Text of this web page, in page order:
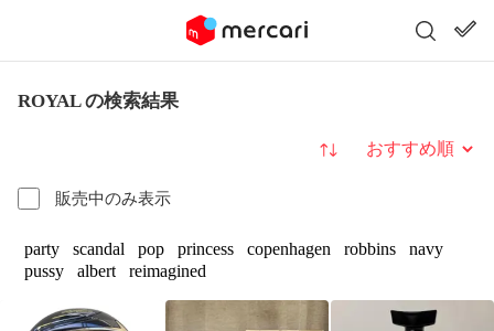
ROYAL の検索結果
販売中のみ表示
並び替え
party scandal pop princess copenhagen robbins
navy
pussy
albert reimagined